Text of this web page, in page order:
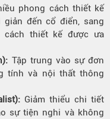
phong cách thiết kế
đến cổ điển, sang
thiết kế được ưa
Tập trung vào sự đơn
tính và nội thất thông
Giảm thiểu chi tiết
sự tiện nghi và không